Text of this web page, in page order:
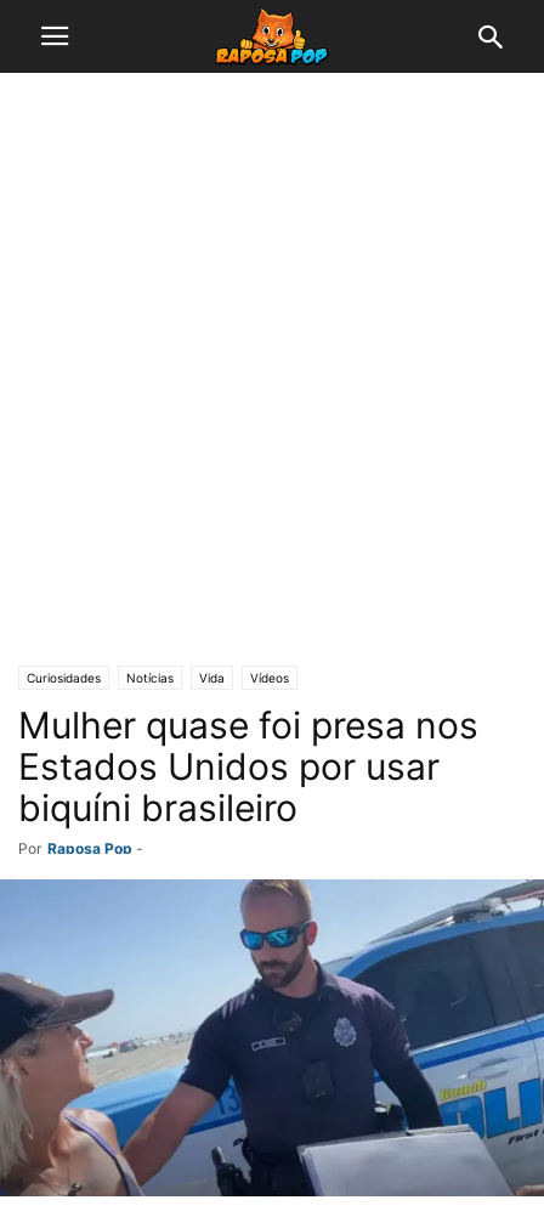
Curiosidades Notícias Vida Vídeos
Mulher quase foi presa nos
Estados Unidos por usar
biquíni brasileiro
Por Raposa Pop -